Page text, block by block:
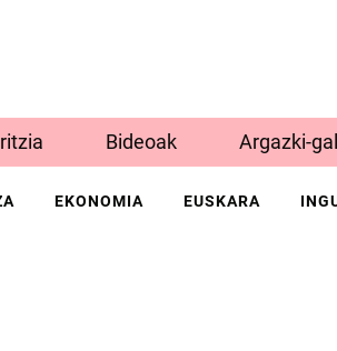
Bideoak Argazki-
EKONOMIA EUSKARA